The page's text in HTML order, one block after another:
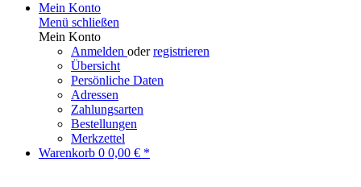
Mein Konto
Menü schließen
Mein Konto
Anmelden oderregistrieren
Übersicht
Persönliche Daten
Adressen
Zahlungsarten
Bestellungen
Merkzettel
Warenkorb 0 0,00 € *